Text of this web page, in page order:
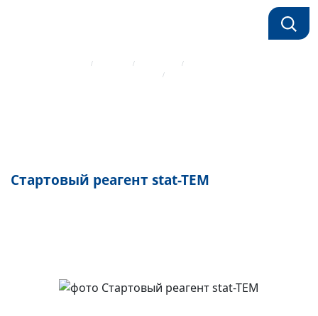
Стартовый реагент stat-TEM